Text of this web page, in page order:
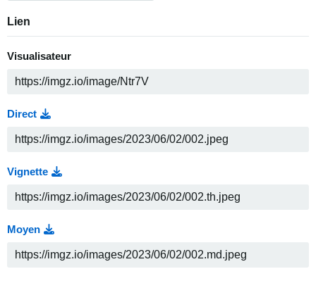
Lien
Visualisateur
Direct
Vignette
Moyen